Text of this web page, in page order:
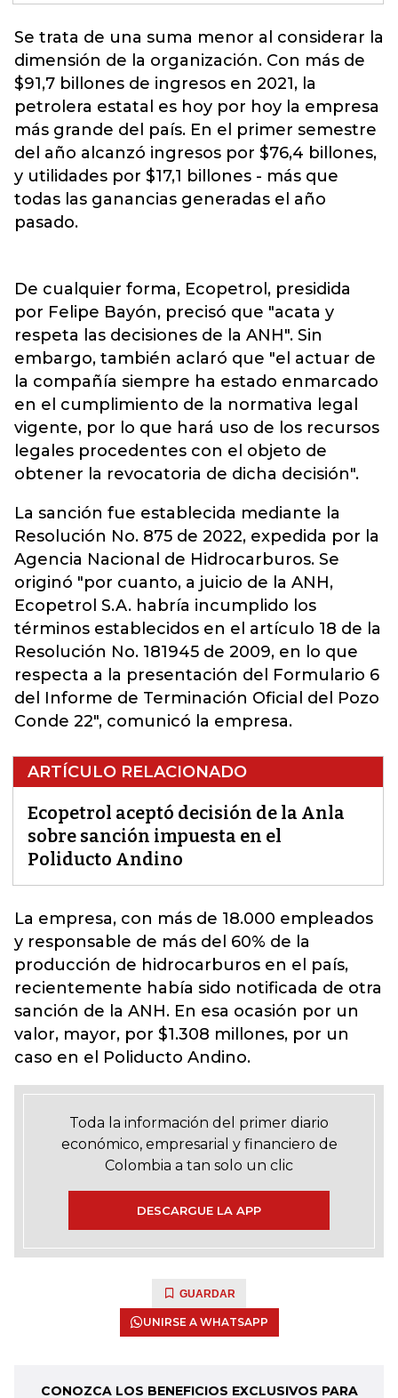
Se trata de una suma menor al considerar la
dimensión de la organización. Con más de
$91,7 billones de ingresos en 2021, la
petrolera estatal es hoy por hoy la empresa
más grande del país. En el primer semestre
del año alcanzó ingresos por $76,4 billones,
y utilidades por $17,1 billones - más que
todas las ganancias generadas el año
pasado.
De cualquier forma, Ecopetrol, presidida
por Felipe Bayón, precisó que "acata y
respeta las decisiones de la ANH". Sin
embargo, también aclaró que "el actuar de
la compañía siempre ha estado enmarcado
en el cumplimiento de la normativa legal
vigente, por lo que hará uso de los recursos
legales procedentes con el objeto de
obtener la revocatoria de dicha decisión".
La sanción fue establecida mediante la
Resolución No. 875 de 2022, expedida por la
Agencia Nacional de Hidrocarburos. Se
originó "por cuanto, a juicio de la ANH,
Ecopetrol S.A. habría incumplido los
términos establecidos en el artículo 18 de la
Resolución No. 181945 de 2009, en lo que
respecta a la presentación del Formulario 6
del Informe de Terminación Oficial del Pozo
Conde 22", comunicó la empresa.
ARTÍCULO RELACIONADO
Ecopetrol aceptó decisión de la Anla
sobre sanción impuesta en el
Poliducto Andino
La empresa, con más de 18.000 empleados
y responsable de más del 60% de la
producción de hidrocarburos en el país,
recientemente había sido notificada de otra
sanción de la ANH. En esa ocasión por un
valor, mayor, por $1.308 millones, por un
caso en el Poliducto Andino.
Toda la información del primer diario
económico, empresarial y financiero de
Colombia a tan solo un clic
DESCARGUE LA APP
GUARDAR
UNIRSE A WHATSAPP
CONOZCA LOS BENEFICIOS EXCLUSIVOS PARA